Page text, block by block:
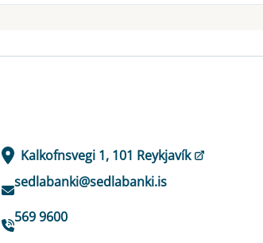
Kalkofnsvegi 1, 101 Reykjavík
sedlabanki@sedlabanki.is
569 9600